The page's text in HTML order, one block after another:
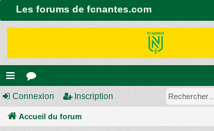
Les forums de fcnantes.com
ac
co
or
u
Connexion Inscription
Accueil du forum